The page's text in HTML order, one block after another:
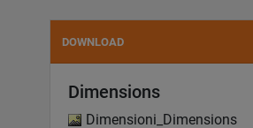
DOWNLOAD
Dimensions
Dimensioni_Dimensions